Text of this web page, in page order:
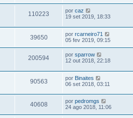
110223 por caz
19 set 2019, 18:33
39650 por rcarneiro71
05 fev 2019, 09:15
200594 por sparrow
12 out 2018, 22:18
90563 por Binaites
06 set 2018, 03:11
40608 por pedromgs
24 ago 2018, 11:06